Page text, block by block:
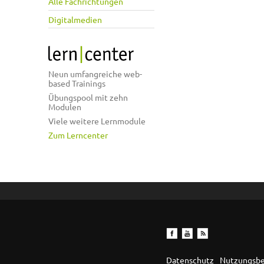
Digitalmedien
Neun umfangreiche web-
based Trainings
Übungspool mit zehn
Modulen
Viele weitere Lernmodule
Zum Lerncenter
Datenschutz